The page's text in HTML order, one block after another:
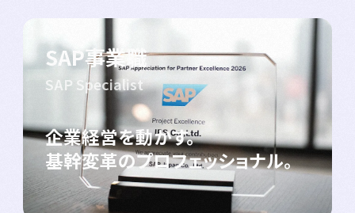
SAP事業職
SAP Specialist
企業経営を動かす。
基幹変革のプロフェッショナル。